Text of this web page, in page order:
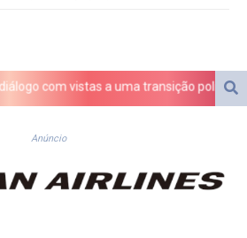
1727.972826
AUD 1.638476
AWG 2.074212
BDT 142.607535
com vistas a uma transição política na
Anúncio